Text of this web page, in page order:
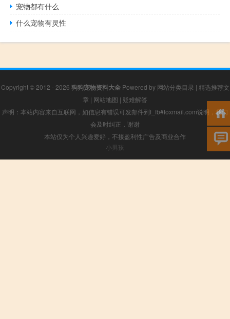
宠物都有什么
什么宠物有灵性
Copyright © 2012 - 2026 狗狗宠物资料大全Powered by 网站分类目录 | 精选推荐文
章 | 网站地图 | 疑难解答
声明：本站内容来自互联网，如信息有错误可发邮件到f_fb#foxmail.com说明，我们
会及时纠正，谢谢
本站仅为个人兴趣爱好，不接盈利性广告及商业合作
小男孩